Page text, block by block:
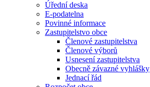
Úřední deska
E-podatelna
Povinné informace
Zastupitelstvo obce
Členové zastupitelstva
Členové výborů
Usnesení zastupitelstva
Obecně závazné vyhlášky
Jednací řád